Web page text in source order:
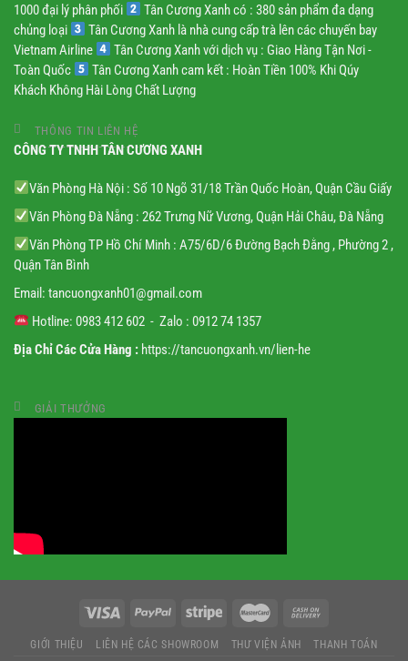
1000 đại lý phân phối
Tân Cương Xanh có : 380 sản phẩm đa dạng
chủng loại
Tân Cương Xanh là nhà cung cấp trà lên các chuyến bay
Vietnam Airline
Tân Cương Xanh với dịch vụ : Giao Hàng Tận Nơi -
Toàn Quốc
Tân Cương Xanh cam kết : Hoàn Tiền 100% Khi Qúy
Khách Không Hài Lòng Chất Lượng
THÔNG TIN LIÊN HỆ
CÔNG TY TNHH TÂN CƯƠNG XANH
Văn Phòng Hà Nội : Số 10 Ngõ 31/18 Trần Quốc Hoàn, Quận Cầu Giấy
Văn Phòng Đà Nẵng : 262 Trưng Nữ Vương, Quận Hải Châu, Đà Nẵng
Văn Phòng TP Hồ Chí Minh : A75/6D/6 Đường Bạch Đằng , Phường 2 ,
Quận Tân Bình
Email: tancuongxanh01@gmail.com
Hotline: 0983 412 602 - Zalo : 0912 74 1357
Địa Chỉ Các Cửa Hàng : https://tancuongxanh.vn/lien-he
GIẢI THƯỞNG
GIỚI THIỆU LIÊN HỆ CÁC SHOWROOM THƯ VIỆN ẢNH THANH TOÁN